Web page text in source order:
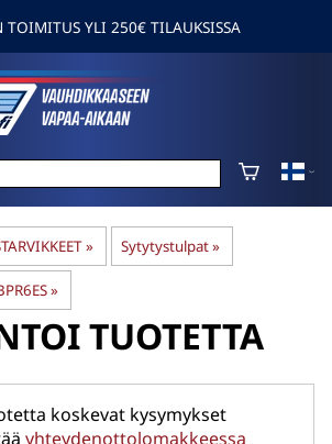
TOIMITUS YLI 250€ TILAUKSISSA
‪» Sytytystulpat‪»
‪»
TUOTETTA
koskevat kysymykset
yhteydenottolomakkeessa